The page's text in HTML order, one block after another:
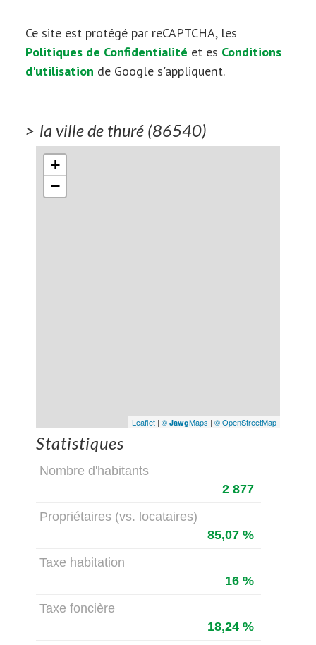
Ce site est protégé par reCAPTCHA, les
Politiques de Confidentialité et es Conditions
d'utilisation de Google s'appliquent.
> la ville de thuré (86540)
+
−
Leaflet | © JawgMaps | © OpenStreetMap
Statistiques
Nombre d'habitants
2 877
Propriétaires (vs. locataires)
85,07 %
Taxe habitation
16 %
Taxe foncière
18,24 %